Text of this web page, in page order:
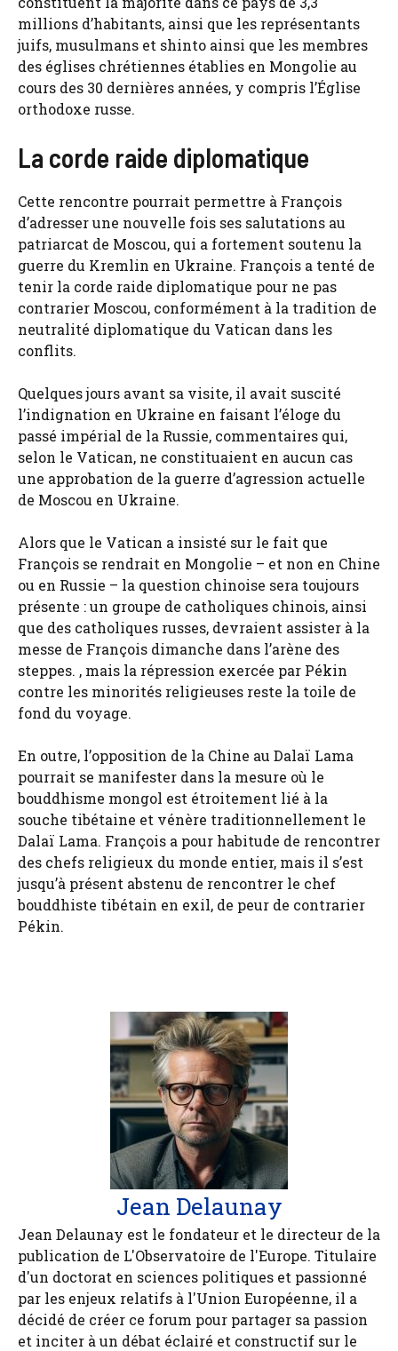
millions d’habitants, ainsi que les représentants
juifs, musulmans et shinto ainsi que les membres
des églises chrétiennes établies en Mongolie au
cours des 30 dernières années, y compris l’Église
orthodoxe russe.
La corde raide diplomatique
Cette rencontre pourrait permettre à François
d’adresser une nouvelle fois ses salutations au
patriarcat de Moscou, qui a fortement soutenu la
guerre du Kremlin en Ukraine. François a tenté de
tenir la corde raide diplomatique pour ne pas
contrarier Moscou, conformément à la tradition de
neutralité diplomatique du Vatican dans les
conflits.
Quelques jours avant sa visite, il avait suscité
l’indignation en Ukraine en faisant l’éloge du
passé impérial de la Russie, commentaires qui,
selon le Vatican, ne constituaient en aucun cas
une approbation de la guerre d’agression actuelle
de Moscou en Ukraine.
Alors que le Vatican a insisté sur le fait que
François se rendrait en Mongolie – et non en Chine
ou en Russie – la question chinoise sera toujours
présente : un groupe de catholiques chinois, ainsi
que des catholiques russes, devraient assister à la
messe de François dimanche dans l’arène des
steppes. , mais la répression exercée par Pékin
contre les minorités religieuses reste la toile de
fond du voyage.
En outre, l’opposition de la Chine au Dalaï Lama
pourrait se manifester dans la mesure où le
bouddhisme mongol est étroitement lié à la
souche tibétaine et vénère traditionnellement le
Dalaï Lama. François a pour habitude de rencontrer
des chefs religieux du monde entier, mais il s’est
jusqu’à présent abstenu de rencontrer le chef
bouddhiste tibétain en exil, de peur de contrarier
Pékin.
Jean Delaunay
Jean Delaunay est le fondateur et le directeur de la
publication de L'Observatoire de l'Europe. Titulaire
d'un doctorat en sciences politiques et passionné
par les enjeux relatifs à l'Union Européenne, il a
décidé de créer ce forum pour partager sa passion
et inciter à un débat éclairé et constructif sur le